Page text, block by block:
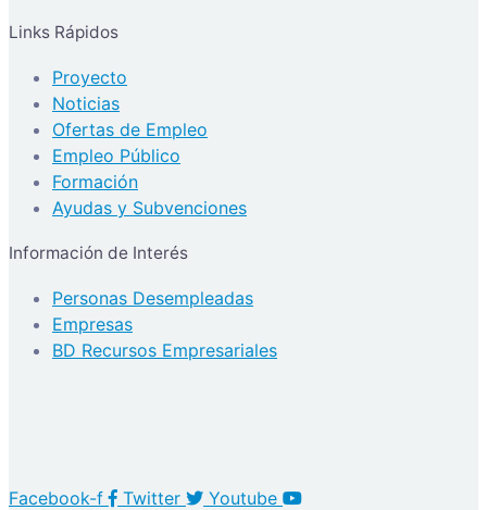
Links Rápidos
Proyecto
Noticias
Ofertas de Empleo
Empleo Público
Formación
Ayudas y Subvenciones
Información de Interés
Personas Desempleadas
Empresas
BD Recursos Empresariales
Facebook-f Twitter
Youtube